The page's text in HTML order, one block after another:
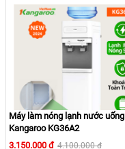
5. Các ưu
Máy làm nóng lạnh nước uống
Kangaroo KG36A2
3.150.000 đ 4.100.000 đ